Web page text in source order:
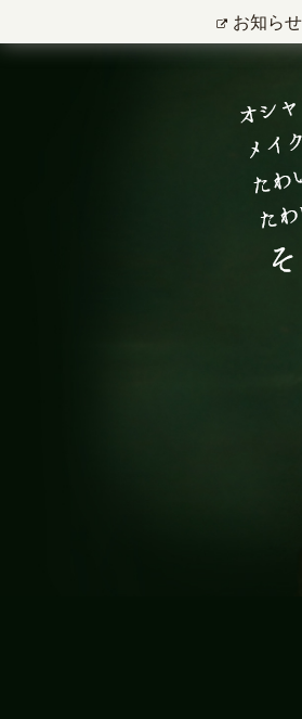
お知らせ